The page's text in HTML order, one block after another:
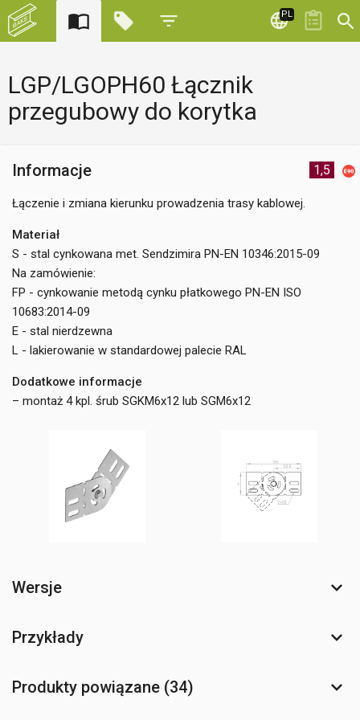
PL
LGP/LGOPH60 Łącznik
przegubowy do korytka
1,5
Informacje
Łączenie i zmiana kierunku prowadzenia trasy kablowej.
Materiał
S - stal cynkowana met. Sendzimira PN-EN 10346:2015-09
Na zamówienie:
FP - cynkowanie metodą cynku płatkowego PN-EN ISO
10683:2014-09
E - stal nierdzewna
L - lakierowanie w standardowej palecie RAL
Dodatkowe informacje
– montaż 4 kpl. śrub SGKM6x12 lub SGM6x12
Wersje
Przykłady
Produkty powiązane (34)